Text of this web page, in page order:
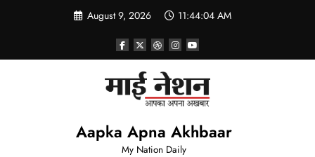
August 9, 2026 11:44:05 AM
Aapka Apna Akhbaar
My Nation Daily